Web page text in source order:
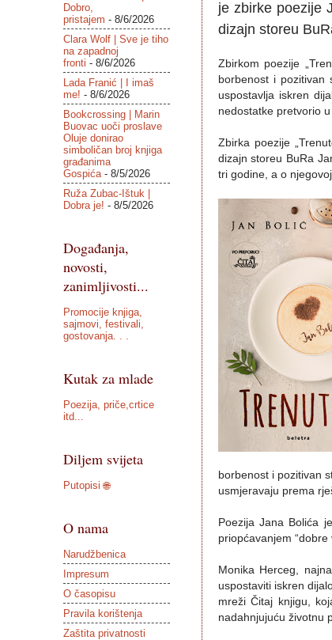
je zbirke poezije
dizajn storeu
Zbirkom poezije
borbenost i
uspostavlja iskren
nedostatke pretvorio
Zbirka poezije
dizajn storeu BuRa
tri godine, a o
borbenost i pozitivan
usmjeravaju prema
Poezija Jana Bolića
priopćavanjem
Monika Herceg,
uspostaviti iskren
mreži Čitaj knjigu,
nadahnjujuću životnu
Dobro,
pristajem - 8/6/2026
Clara Wolf | Sve je tiho
na zapadnoj
fronti - 8/6/2026
Lada Franić | I imaš
me! - 8/6/2026
Bookcrossing | Marin
Buovac uoči proslave
Oluje donirao
simboličan broj knjiga
građanima
Gospića- 8/5/2026
Ruža Zubac-Ištuk |
Dobra je! - 8/5/2026
Događanja,
novosti,
zanimljivosti...
Promocije knjiga,
sajmovi, festivali,
gostovanja. . .
Kutak za mlade
Poezija, priče,crtice
itd...
Diljem svijeta
Putopisi 🌐
O nama
Narudžbenica
Impresum
O časopisu
Pravila korištenja
Zaštita privatnosti